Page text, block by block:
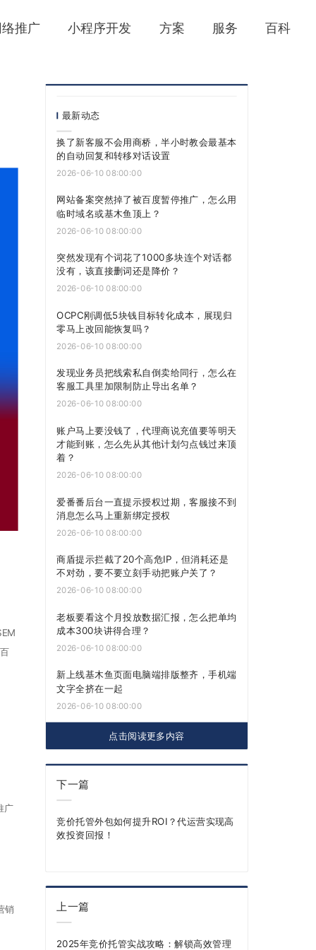
推广 小程序开发 方案 服务 百科
广
销
最新动态
换了新客服不会用商桥，半小时教会最基本
的自动回复和转移对话设置
2026-06-10 08:00:00
网站备案突然掉了被百度暂停推广，怎么用
临时域名或基木鱼顶上？
2026-06-10 08:00:00
突然发现有个词花了1000多块连个对话都
没有，该直接删词还是降价？
2026-06-10 08:00:00
OCPC刚调低5块钱目标转化成本，展现归
零马上改回能恢复吗？
2026-06-10 08:00:00
发现业务员把线索私自倒卖给同行，怎么在
客服工具里加限制防止导出名单？
2026-06-10 08:00:00
账户马上要没钱了，代理商说充值要等明天
才能到账，怎么先从其他计划匀点钱过来顶
着？
2026-06-10 08:00:00
爱番番后台一直提示授权过期，客服接不到
消息怎么马上重新绑定授权
2026-06-10 08:00:00
商盾提示拦截了20个高危IP，但消耗还是
不对劲，要不要立刻手动把账户关了？
2026-06-10 08:00:00
老板要看这个月投放数据汇报，怎么把单均
成本300块讲得合理？
2026-06-10 08:00:00
新上线基木鱼页面电脑端排版整齐，手机端
文字全挤在一起
2026-06-10 08:00:00
点击阅读更多内容
下一篇
竞价托管外包如何提升ROI？代运营实现高
效投资回报！
上一篇
2025年竞价托管实战攻略：解锁高效管理